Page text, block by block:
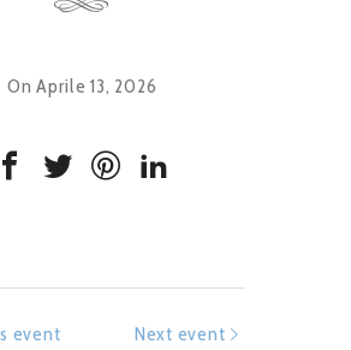
On Aprile 13, 2026
event Next event